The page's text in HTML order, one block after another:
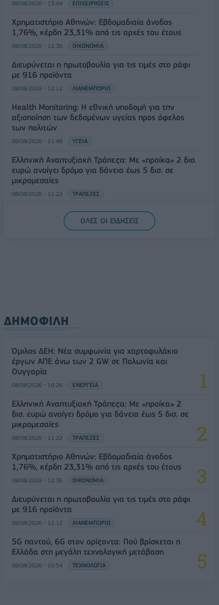
08/08/2026 - 13:44 ΕΠΙΧΕΙΡΗΣΕΙΣ
Χρηματιστήριο Αθηνών: Εβδομαδιαία άνοδος
1,76%, κέρδη 23,31% από τις αρχές του έτους
08/08/2026 - 12:36 ΟΙΚΟΝΟΜΙΑ
Διευρύνεται η πρωτοβουλία για τις τιμές στο ράφι
με 916 προϊόντα
08/08/2026 - 12:12 ΛΙΑΝΕΜΠΟΡΙΟ
Health Monitoring: Η εθνική υποδομή για την
αξιοποίηση των δεδομένων υγείας προς όφελος
των πολιτών
08/08/2026 - 11:48 ΥΓΕΙΑ
Ελληνική Αναπτυξιακή Τράπεζα: Με «προίκα» 2 δισ.
ευρώ ανοίγει δρόμο για δάνεια έως 5 δισ. σε
μικρομεσαίες
08/08/2026 - 11:22 ΤΡΑΠΕΖΕΣ
5G παντού, 6G στον ορίζοντα: Πού βρίσκεται η
Ελλάδα στη μεγάλη τεχνολογική μετάβαση
ΟΛΕΣ ΟΙ ΕΙΔΗΣΕΙΣ
ΔΗΜΟΦΙΛΗ
Όμιλος ΔΕΗ: Νέα συμφωνία για χαρτοφυλάκιο
έργων ΑΠΕ άνω των 2 GW σε Πολωνία και
Ουγγαρία
08/08/2026 - 10:26 ΕΝΕΡΓΕΙΑ
Ελληνική Αναπτυξιακή Τράπεζα: Με «προίκα» 2
δισ. ευρώ ανοίγει δρόμο για δάνεια έως 5 δισ. σε
μικρομεσαίες
08/08/2026 - 11:22 ΤΡΑΠΕΖΕΣ
Χρηματιστήριο Αθηνών: Εβδομαδιαία άνοδος
1,76%, κέρδη 23,31% από τις αρχές του έτους
08/08/2026 - 12:36 ΟΙΚΟΝΟΜΙΑ
Διευρύνεται η πρωτοβουλία για τις τιμές στο ράφι
με 916 προϊόντα
08/08/2026 - 12:12 ΛΙΑΝΕΜΠΟΡΙΟ
5G παντού, 6G στον ορίζοντα: Πού βρίσκεται η
Ελλάδα στη μεγάλη τεχνολογική μετάβαση
08/08/2026 - 10:54 ΤΕΧΝΟΛΟΓΙΑ